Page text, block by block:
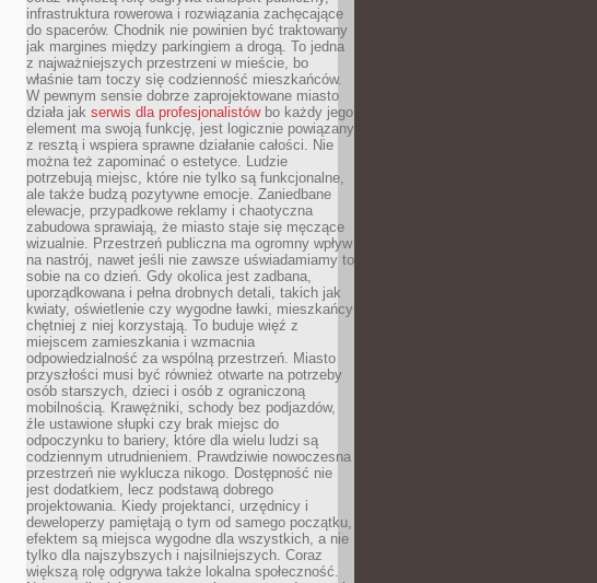
infrastruktura rowerowa i rozwiązania zachęcające
do spacerów. Chodnik nie powinien być traktowany
jak margines między parkingiem a drogą. To jedna
z najważniejszych przestrzeni w mieście, bo
właśnie tam toczy się codzienność mieszkańców.
W pewnym sensie dobrze zaprojektowane miasto
działa jak serwis dla profesjonalistówbo każdy jego
element ma swoją funkcję, jest logicznie powiązany
z resztą i wspiera sprawne działanie całości. Nie
można też zapominać o estetyce. Ludzie
potrzebują miejsc, które nie tylko są funkcjonalne,
ale także budzą pozytywne emocje. Zaniedbane
elewacje, przypadkowe reklamy i chaotyczna
zabudowa sprawiają, że miasto staje się męczące
wizualnie. Przestrzeń publiczna ma ogromny wpływ
na nastrój, nawet jeśli nie zawsze uświadamiamy to
sobie na co dzień. Gdy okolica jest zadbana,
uporządkowana i pełna drobnych detali, takich jak
kwiaty, oświetlenie czy wygodne ławki, mieszkańcy
chętniej z niej korzystają. To buduje więź z
miejscem zamieszkania i wzmacnia
odpowiedzialność za wspólną przestrzeń. Miasto
przyszłości musi być również otwarte na potrzeby
osób starszych, dzieci i osób z ograniczoną
mobilnością. Krawężniki, schody bez podjazdów,
źle ustawione słupki czy brak miejsc do
odpoczynku to bariery, które dla wielu ludzi są
codziennym utrudnieniem. Prawdziwie nowoczesna
przestrzeń nie wyklucza nikogo. Dostępność nie
jest dodatkiem, lecz podstawą dobrego
projektowania. Kiedy projektanci, urzędnicy i
deweloperzy pamiętają o tym od samego początku,
efektem są miejsca wygodne dla wszystkich, a nie
tylko dla najszybszych i najsilniejszych. Coraz
większą rolę odgrywa także lokalna społeczność.